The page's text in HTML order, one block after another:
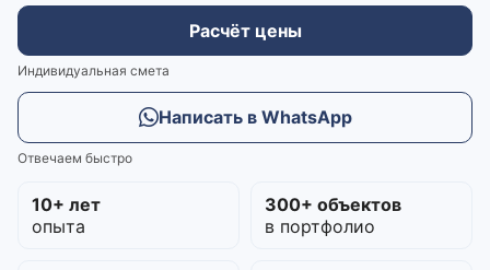
Расчёт цены
Индивидуальная смета
Написать в WhatsApp
Отвечаем быстро
10+ лет
опыта
300+ объектов
в портфолио